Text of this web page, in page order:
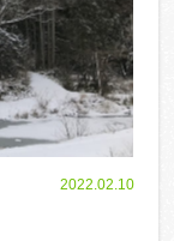
2022.02.10